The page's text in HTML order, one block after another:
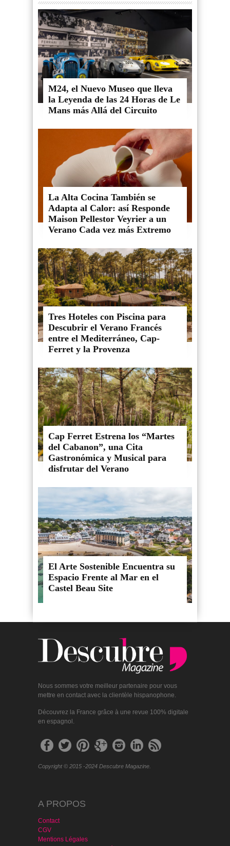
M24, el Nuevo Museo que lleva
la Leyenda de las 24 Horas de Le
Mans más Allá del Circuito
La Alta Cocina También se
Adapta al Calor: así Responde
Maison Pellestor Veyrier a un
Verano Cada vez más Extremo
Tres Hoteles con Piscina para
Descubrir el Verano Francés
entre el Mediterráneo, Cap-
Ferret y la Provenza
Cap Ferret Estrena los “Martes
del Cabanon”, una Cita
Gastronómica y Musical para
disfrutar del Verano
El Arte Sostenible Encuentra su
Espacio Frente al Mar en el
Castel Beau Site
Nous sommes votre meilleur partenaire pour vous
mettre en contact avec la clientèle hispanophone.
Découvrez la France grâce à une revue 100% digitale
en espagnol.
Copyright © 2015 -2024 Descubre Magazine.
A PROPOS
Contact
CGV
Mentions Légales